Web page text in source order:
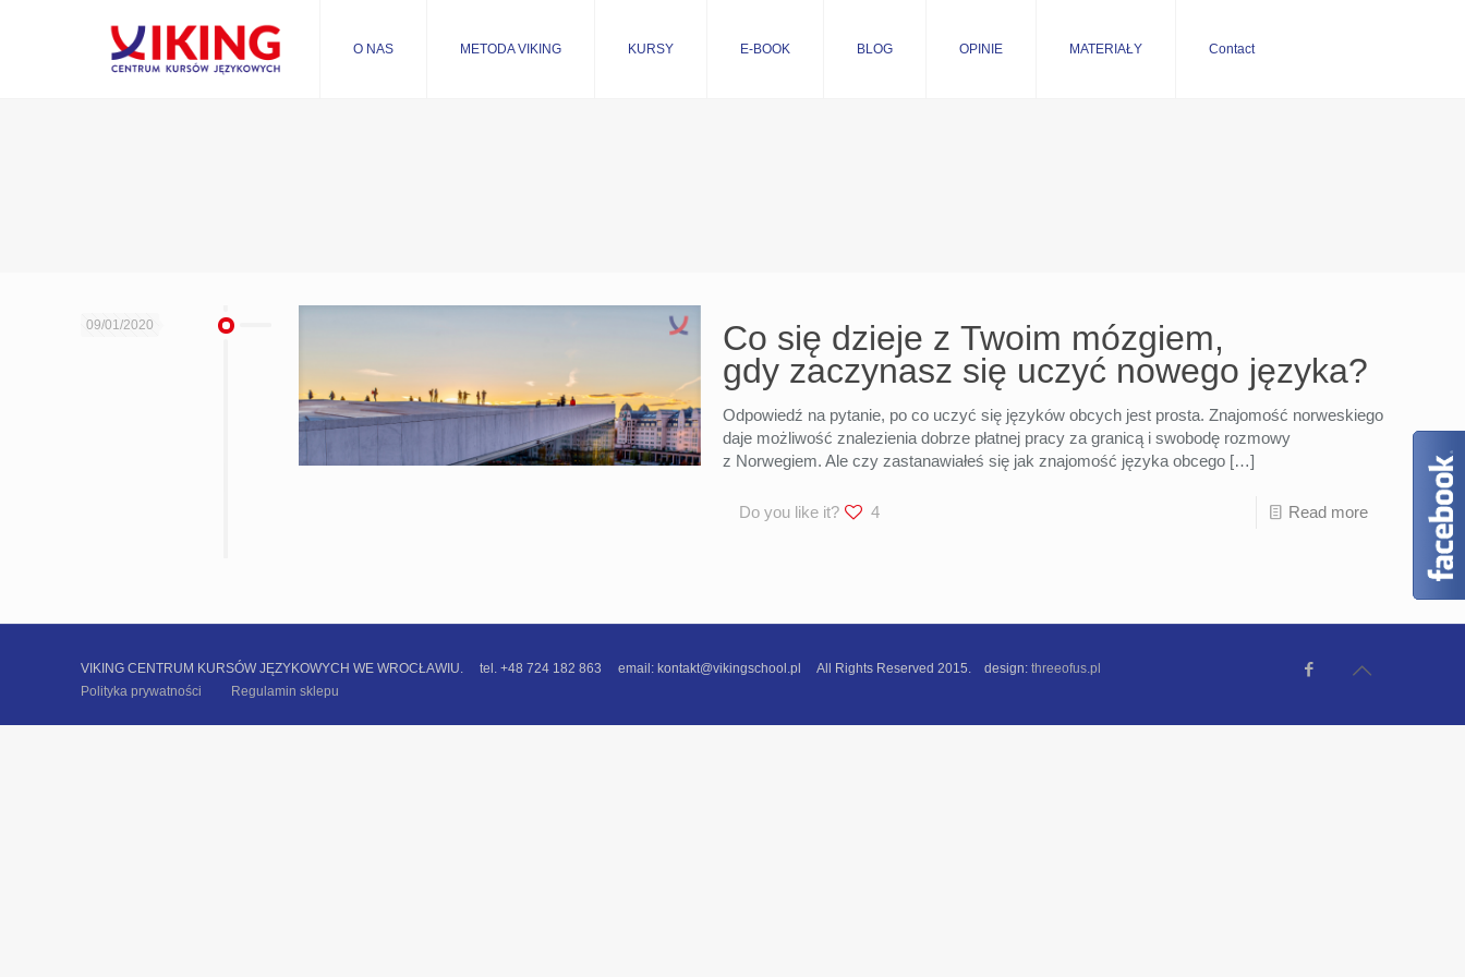
O NAS METODA VIKING KURSY E-BOOK BLOG OPINIE MATERIAŁY Contact
09/01/2020
Co się dzieje z Twoim mózgiem,
gdy zaczynasz się uczyć nowego języka?
Odpowiedź na pytanie, po co uczyć się języków obcych jest prosta. Znajomość norweskiego
daje możliwość znalezienia dobrze płatnej pracy za granicą i swobodę rozmowy
z Norwegiem. Ale czy zastanawiałeś się jak znajomość języka obcego[…]
Do you like it? 4 Read more
VIKING CENTRUM KURSÓW JĘZYKOWYCH WE WROCŁAWIU. tel. +48 724 182 863 email: kontakt@vikingschool.pl All Rights Reserved 2015. design: threeofus.pl
Polityka prywatności
Regulamin sklepu